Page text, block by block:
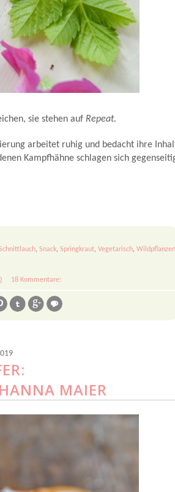
sie stehen auf Repeat.
arbeitet ruhig und bedacht ihre
Kampfhähne schlagen sich
, Snack, Springkraut, Vegetarisch, Wildpflanzen
18 Kommentare:
MAIER